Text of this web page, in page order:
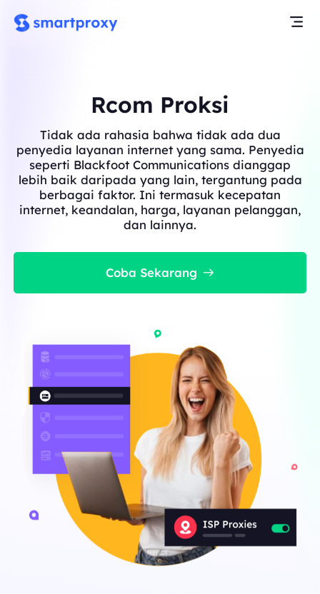
Rcom Proksi
Tidak ada rahasia bahwa tidak ada dua
penyedia layanan internet yang sama. Penyedia
seperti Blackfoot Communications dianggap
lebih baik daripada yang lain, tergantung pada
berbagai faktor. Ini termasuk kecepatan
internet, keandalan, harga, layanan pelanggan,
dan lainnya.
Coba Sekarang